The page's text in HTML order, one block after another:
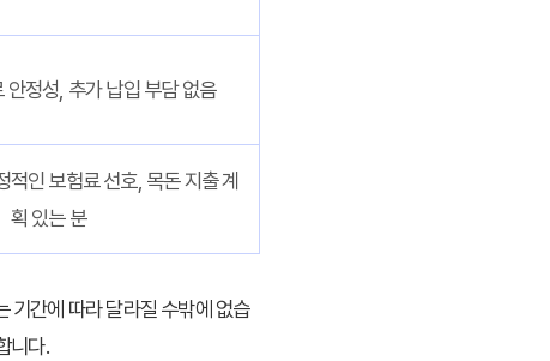
안정성, 추가 납입 부담 없음
적인 보험료 선호, 목돈 지출 계
획 있는 분
기간에 따라 달라질 수밖에 없습
니다.